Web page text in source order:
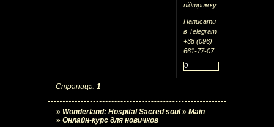
підтримку
Написати
в Telegram
+38 (096)
661-77-07
0
Страница: 1
» Wonderland: Hospital Sacred soul » Main
» Онлайн-курс для новичков